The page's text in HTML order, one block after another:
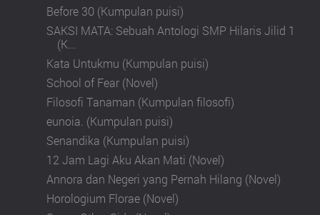
Before 30 (Kumpulan puisi)
SAKSI MATA: Sebuah Antologi SMP Hilaris Jilid 1
(K...
Kata Untukmu (Kumpulan puisi)
School of Fear (Novel)
Filosofi Tanaman (Kumpulan filosofi)
eunoia. (Kumpulan puisi)
Senandika (Kumpulan puisi)
12 Jam Lagi Aku Akan Mati (Novel)
Annora dan Negeri yang Pernah Hilang (Novel)
Horologium Florae (Novel)